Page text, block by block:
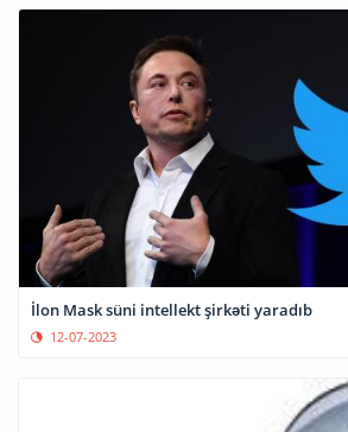
İlon Mask süni intellekt şirkəti yaradıb
12-07-2023